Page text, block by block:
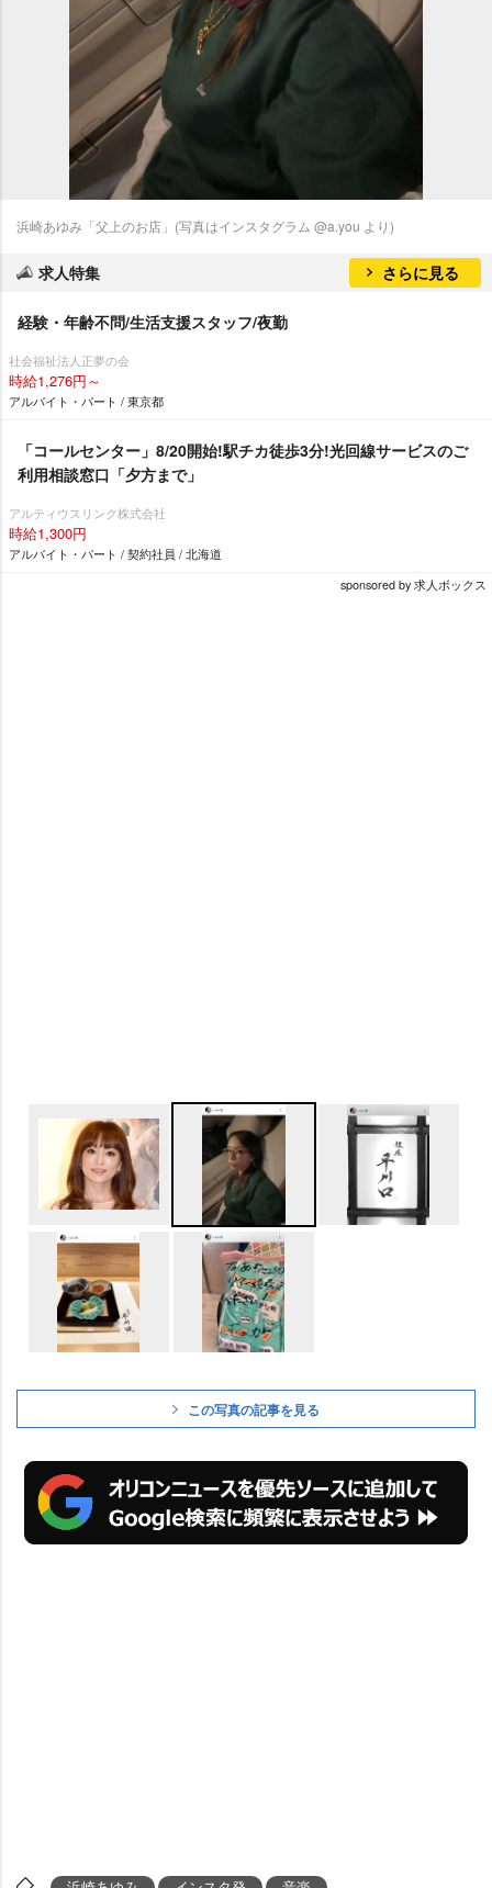
浜崎あゆみ「父上のお店」(写真はインスタグラム @a.you より)
求人特集 さらに見る
経験・年齢不問/生活支援スタッフ/夜勤
社会福祉法人正夢の会
時給1,276円～
アルバイト・パート / 東京都
「コールセンター」8/20開始!駅チカ徒歩3分!光回線サービスのご
利用相談窓口「夕方まで」
アルティウスリンク株式会社
時給1,300円
アルバイト・パート / 契約社員 / 北海道
sponsored by 求人ボックス
この写真の記事を見る